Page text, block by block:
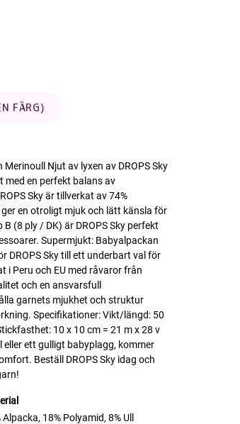
(VÄLJ EN FÄRG)
Njut av lyxen av DROPS Sky
med en perfekt balans av
Sky är tillverkat av 74%
en otroligt mjuk och lätt känsla för
(8 ply / DK) är DROPS Sky perfekt
Supermjukt: Babyalpackan
DROPS Sky till ett underbart val för
i Peru och EU med råvaror från
och en ansvarsfull
garnets mjukhet och struktur
Specifikationer: Vikt/längd: 50
10 x 10 cm = 21 m x 28 v
eller ett gulligt babyplagg, kommer
Beställ DROPS Sky idag och
Alpacka, 18% Polyamid, 8% Ull